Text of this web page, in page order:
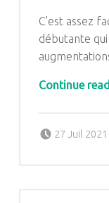
C’est assez
débutante
Continue
27 Juil 2021